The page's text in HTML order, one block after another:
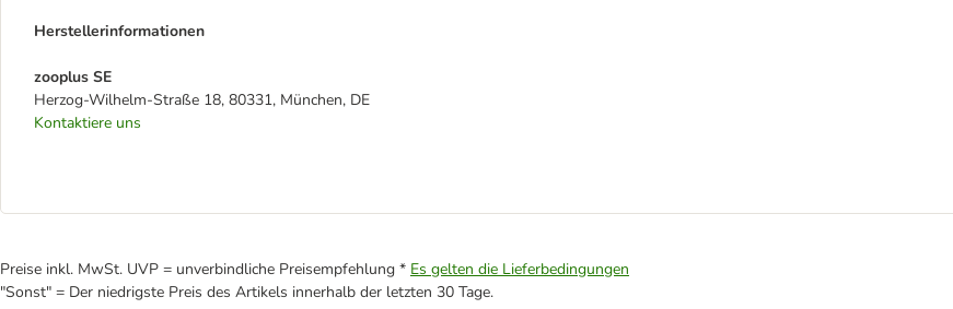
Herstellerinformationen
zooplus SE
Herzog-Wilhelm-Straße 18, 80331, München, DE
Kontaktiere uns
Preise inkl. MwSt. UVP = unverbindliche Preisempfehlung * Es gelten die Lieferbedingungen
"Sonst" = Der niedrigste Preis des Artikels innerhalb der letzten 30 Tage.